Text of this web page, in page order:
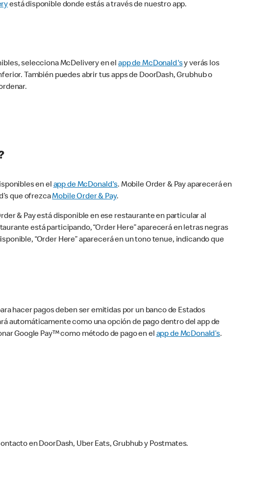
está disponible donde estás a través de nuestro app.
selecciona McDelivery en elapp de McDonald'sy verás los
También puedes abrir tus apps de DoorDash, Grubhub o
en elapp de McDonald's. Mobile Order & Pay aparecerá en
que ofrezcaMobile Order & Pay.
& Pay está disponible en ese restaurante en particular al
está participando, “Order Here” aparecerá en letras negras
“Order Here” aparecerá en un tono tenue, indicando que
hacer pagos deben ser emitidas por un banco de Estados
automáticamente como una opción de pago dentro del app de
Google Pay™ como método de pago en elapp de McDonald’s.
en DoorDash, Uber Eats, Grubhub y Postmates.